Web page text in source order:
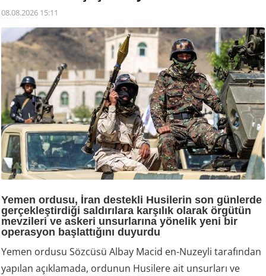
08.08.2026 15:11
Yemen ordusu, İran destekli Husilerin son günlerde
gerçekleştirdiği saldırılara karşılık olarak örgütün
mevzileri ve askeri unsurlarına yönelik yeni bir
operasyon başlattığını duyurdu
Yemen ordusu Sözcüsü Albay Macid en-Nuzeyli tarafından
yapılan açıklamada, ordunun Husilere ait unsurları ve